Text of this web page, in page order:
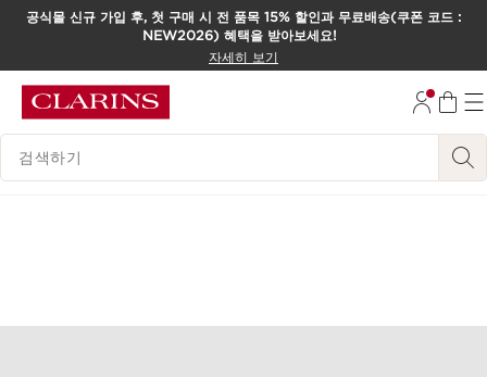
컨텐츠로 이동하기
공식몰 신규 가입 후, 첫 구매 시 전 품목 15% 할인과 무료배송(쿠폰 코드 :
NEW2026) 혜택을 받아보세요!
자세히 보기
범례 검색하기